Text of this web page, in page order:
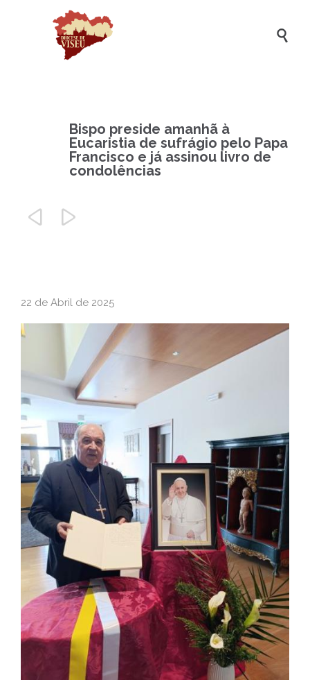

Bispo preside amanhã à
Eucaristia de sufrágio pelo Papa
Francisco e já assinou livro de
condolências
 
22 de Abril de 2025